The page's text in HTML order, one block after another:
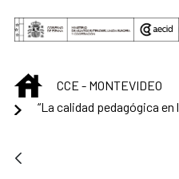
Saltar al contenido principal
INICIOCCE - MONTEVIDEO